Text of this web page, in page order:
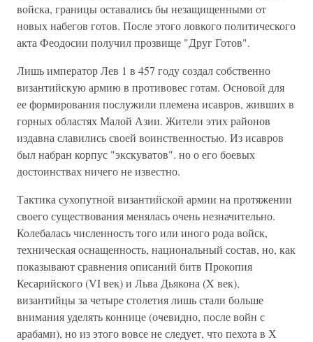
войска, границы оставались бы незащищенными от
новых набегов готов. После этого ловкого политического
акта Феодосии получил прозвище "Друг Готов".
Лишь император Лев 1 в 457 году создал собственно
византийскую армию в противовес готам. Основой для
ее формирования послужили племена исавров, живших в
горных областях Малой Азии. Жители этих районов
издавна славились своей воинственностью. Из исавров
был набран корпус "экскуватов". но о его боевых
достоинствах ничего не известно.
Тактика сухопутной византийской армии на протяжении
своего существования менялась очень незначительно.
Колебалась численность того или иного рода войск,
техническая оснащенность, национальный состав, но, как
показывают сравнения описаний битв Прокопия
Кесарийского (VI век) и Льва Дьякона (X век),
византийцы за четыре столетия лишь стали больше
внимания уделять коннице (очевидно, после войн с
арабами), но из этого вовсе не следует, что пехота в Х